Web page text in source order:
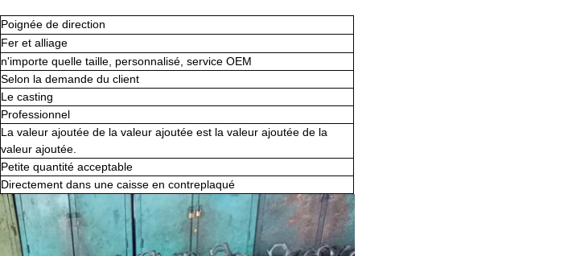
Poignée de direction
Fer et alliage
n'importe quelle taille, personnalisé, service OEM
Selon la demande du client
Le casting
Professionnel
La valeur ajoutée de la valeur ajoutée est la valeur ajoutée de la
valeur ajoutée.
Petite quantité acceptable
Directement dans une caisse en contreplaqué